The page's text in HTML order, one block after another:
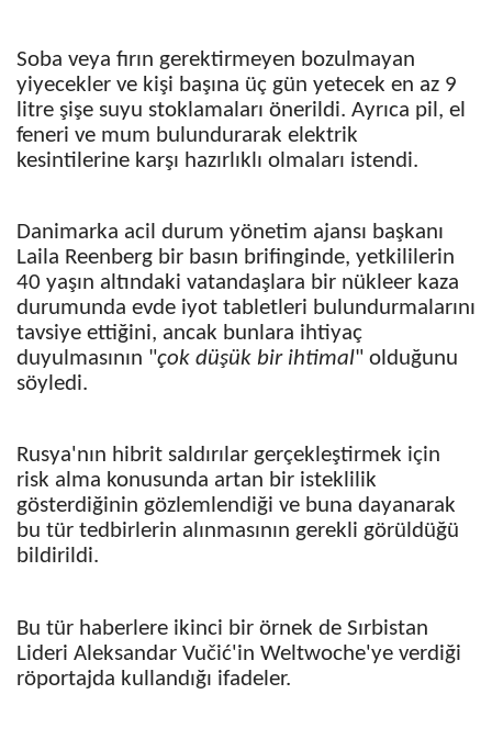
Soba veya fırın gerektirmeyen bozulmayan
yiyecekler ve kişi başına üç gün yetecek en az 9
litre şişe suyu stoklamaları önerildi. Ayrıca pil, el
feneri ve mum bulundurarak elektrik
kesintilerine karşı hazırlıklı olmaları istendi.
Danimarka acil durum yönetim ajansı başkanı
Laila Reenberg bir basın brifinginde, yetkililerin
40 yaşın altındaki vatandaşlara bir nükleer kaza
durumunda evde iyot tabletleri bulundurmalarını
tavsiye ettiğini, ancak bunlara ihtiyaç
duyulmasının "çok düşük bir ihtimal" olduğunu
söyledi.
Rusya'nın hibrit saldırılar gerçekleştirmek için
risk alma konusunda artan bir isteklilik
gösterdiğinin gözlemlendiği ve buna dayanarak
bu tür tedbirlerin alınmasının gerekli görüldüğü
bildirildi.
Bu tür haberlere ikinci bir örnek de Sırbistan
Lideri Aleksandar Vučić'in Weltwoche'ye verdiği
röportajda kullandığı ifadeler.